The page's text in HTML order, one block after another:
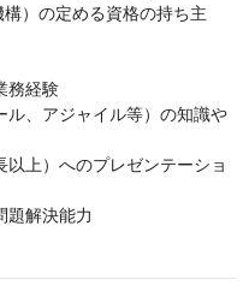
）の定める資格の持ち主
務経験
ル、アジャイル等）の知識や
上）へのプレゼンテーショ
題解決能力